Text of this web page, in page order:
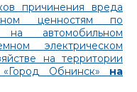
причинения вреда
ценностям по
на автомобильном
электрическом
на территории
«Город Обнинск» на